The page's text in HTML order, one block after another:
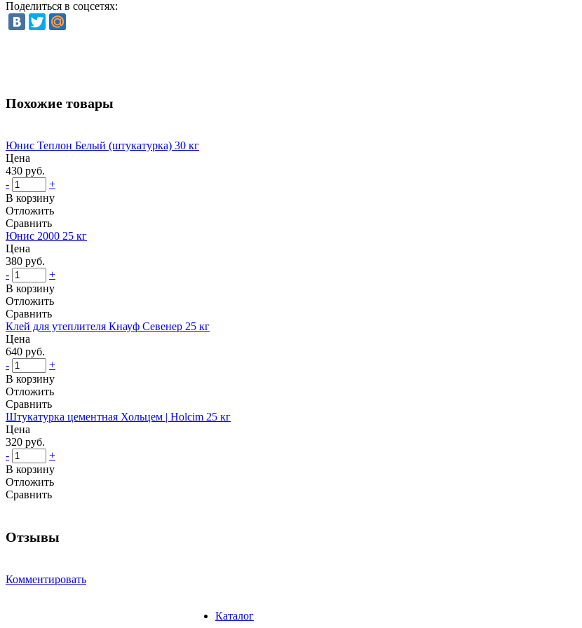
Поделиться в соцсетях:
Похожие товары
Юнис Теплон Белый (штукатурка) 30 кг
Цена
430 руб.
-
+
В корзину
Отложить
Сравнить
Юнис 2000 25 кг
Цена
380 руб.
-
+
В корзину
Отложить
Сравнить
Клей для утеплителя Кнауф Севенер 25 кг
Цена
640 руб.
-
+
В корзину
Отложить
Сравнить
Штукатурка цементная Хольцем | Holcim 25 кг
Цена
320 руб.
-
+
В корзину
Отложить
Сравнить
Отзывы
Комментировать
Каталог